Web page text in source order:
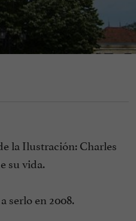
la Ilustración: Charles
su vida.
serlo en 2008.